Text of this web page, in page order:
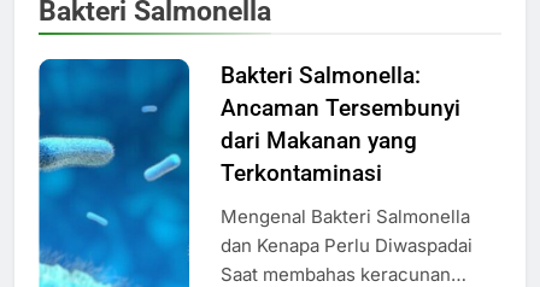
Bakteri Salmonella
Bakteri Salmonella:
Ancaman Tersembunyi
dari Makanan yang
Terkontaminasi
Mengenal Bakteri Salmonella
dan Kenapa Perlu Diwaspadai
Saat membahas keracunan…